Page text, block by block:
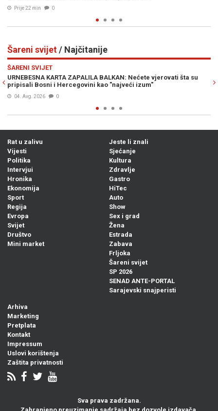
Šareni svijet/ Najčitanije
vjerovati šta su
"SRBI SU VANZEMALJCI SA PLANETE
iznio teorije koje su šokirale gledaoce
Previous
Rat u zalivu
Vijesti
Politika
Intervjui
Hronika
Ekonomija
Sport
Regija
Evropa
Svijet
Društvo
Mini market
Jeste li znali
Sjećanje
Kultura
Zdravlje
Gastro
HiTec
Auto
Show
Sex i grad
Žena
Estrada
Zabava
Frljoka
Šareni svijet
SP 2026
SENAD ANTE-PORTAL
Sarajevski snajperisti
Arhiva
Marketing
Pretplata
Kontakt
Impressum
Uslovi korištenja
Zaštita privatnosti
Sva prava zadržana.